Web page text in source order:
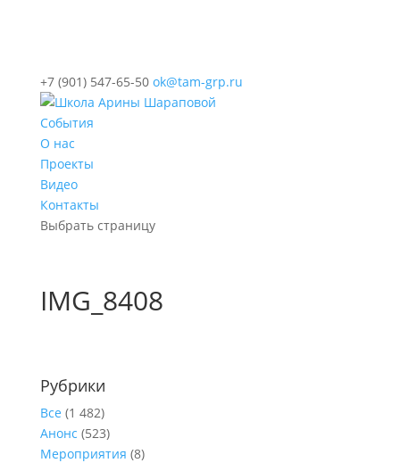
+7 (901) 547-65-50 ok@tam-grp.ru
События
О нас
Проекты
Видео
Контакты
Выбрать страницу
IMG_8408
Рубрики
Все (1 482)
Анонс (523)
Мероприятия (8)